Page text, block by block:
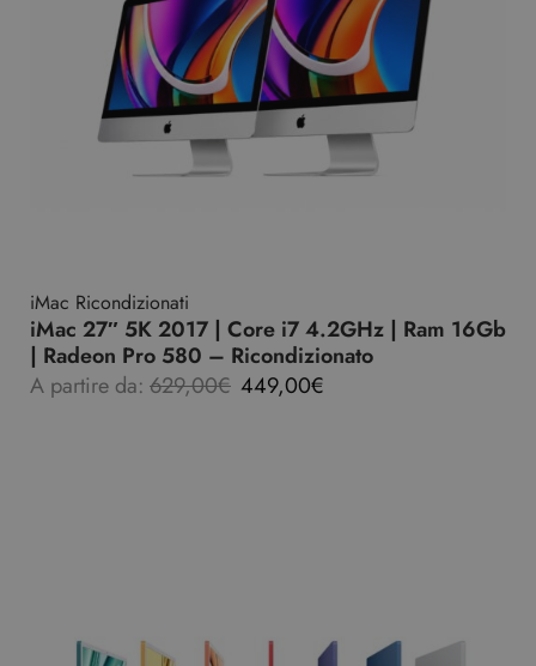
iMac Ricondizionati
iMac 27″ 5K 2017 | Core i7 4.2GHz | Ram 16Gb
| Radeon Pro 580 – Ricondizionato
A partire da: 629,00€ 449,00€